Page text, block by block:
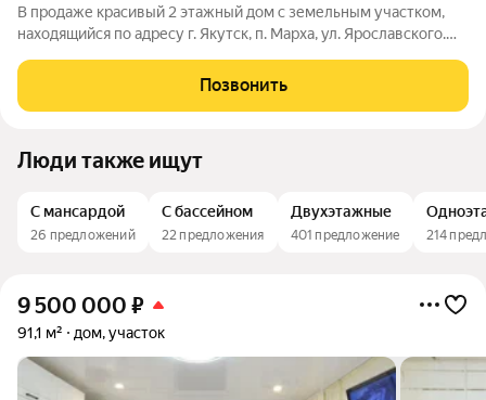
В продаже красивый 2 этажный дом с земельным участком,
находящийся по адресу г. Якутск, п. Марха, ул. Ярославского.
сот. На территории имеются баня, теплый гараж на 2 машины,
теплица, место
Позвонить
Люди также ищут
С мансардой
26 предложений
С бассейном
22 предложения
Двухэтажные
401 предложение 214
9 500 000 ₽
91,1 м² дом, участок